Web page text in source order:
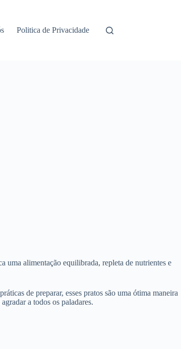
Politica de Privacidade
uma alimentação equilibrada, repleta de nutrientes e
de preparar, esses pratos são uma ótima maneira
a todos os paladares.